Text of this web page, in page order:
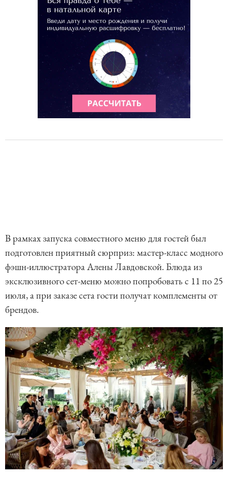
В рамках запуска совместного меню для гостей был
подготовлен приятный сюрприз: мастер-класс модного
фэшн-иллюстратора Алены Лавдовской. Блюда из
эксклюзивного сет-меню можно попробовать с 11 по 25
июля, а при заказе сета гости получат комплементы от
брендов.